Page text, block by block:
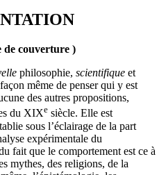
de couverture )
philosophie, scientifique et
même de penser qui y est
des autres propositions,
du XIXe siècle. Elle est
sous l’éclairage de la part
expérimentale du
fait que le comportement est ce à
mythes, des religions, de la